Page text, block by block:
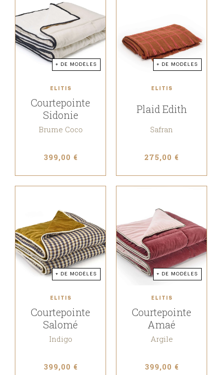
+ DE MODÈLES
ELITIS
Courtepointe
Sidonie
Brume Coco
399,00 €
+ DE MODÈLES
ELITIS
Plaid Edith
Safran
275,00 €
+ DE MODÈLES
ELITIS
Courtepointe
Salomé
Indigo
399,00 €
+ DE MODÈLES
ELITIS
Courtepointe
Amaé
Argile
399,00 €